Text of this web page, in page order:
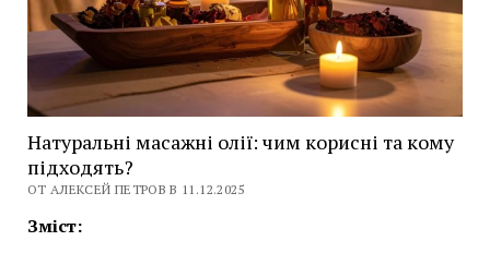
Натуральні масажні олії: чим корисні та кому
підходять?
ОТ АЛЕКСЕЙ ПЕТРОВ В 11.12.2025
Зміст: